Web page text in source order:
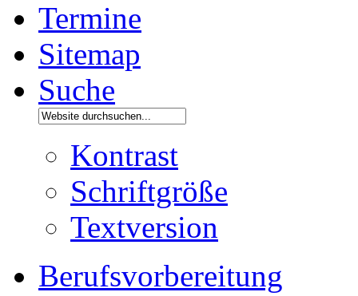
Termine
Sitemap
Suche
Kontrast
Schriftgröße
Textversion
Berufsvorbereitung